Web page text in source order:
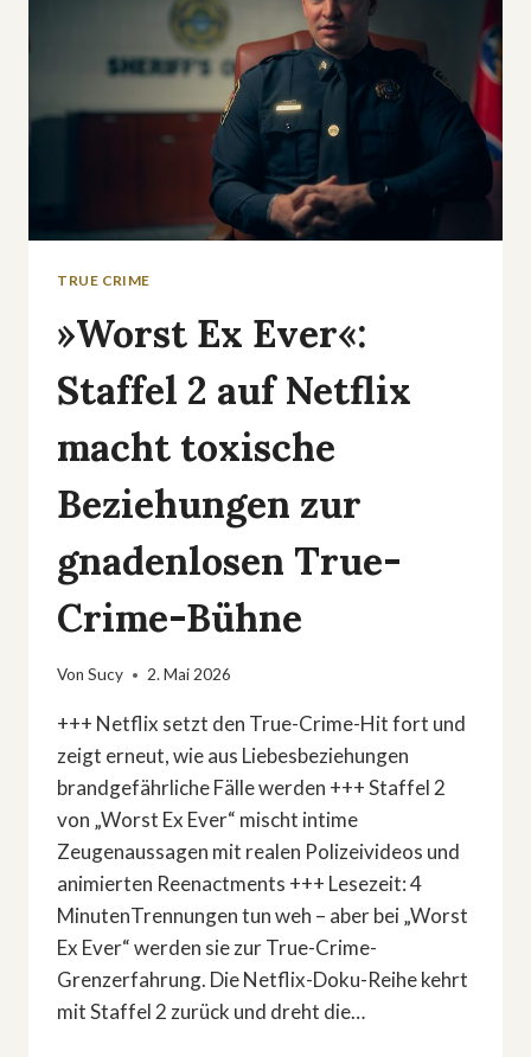
TRUE CRIME
»Worst Ex Ever«:
Staffel 2 auf Netflix
macht toxische
Beziehungen zur
gnadenlosen True-
Crime-Bühne
Von Sucy 2. Mai 2026
+++ Netflix setzt den True-Crime-Hit fort und
zeigt erneut, wie aus Liebesbeziehungen
brandgefährliche Fälle werden +++ Staffel 2
von „Worst Ex Ever“ mischt intime
Zeugenaussagen mit realen Polizeivideos und
animierten Reenactments +++ Lesezeit: 4
MinutenTrennungen tun weh – aber bei „Worst
Ex Ever“ werden sie zur True-Crime-
Grenzerfahrung. Die Netflix-Doku-Reihe kehrt
mit Staffel 2 zurück und dreht die…